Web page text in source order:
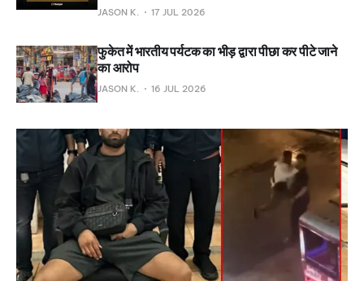
JASON K. 17 JUL 2026
फुकेत में भारतीय पर्यटक का भीड़ द्वारा पीछा कर पीटे जाने
का आरोप
JASON K. 16 JUL 2026